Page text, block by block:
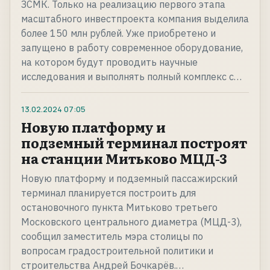
ЗСМК. Только на реализацию первого этапа
масштабного инвестпроекта компания выделила
более 150 млн рублей. Уже приобретено и
запущено в работу современное оборудование,
на котором будут проводить научные
исследования и выполнять полный комплекс с…
13.02.2024 07:05
Новую платформу и
подземный терминал построят
на станции Митьково МЦД-3
Новую платформу и подземный пассажирский
терминал планируется построить для
остановочного пункта Митьково третьего
Московского центрального диаметра (МЦД-3),
сообщил заместитель мэра столицы по
вопросам градостроительной политики и
строительства Андрей Бочкарёв.…